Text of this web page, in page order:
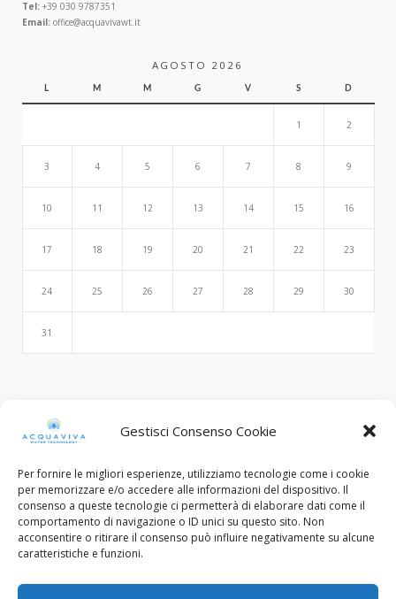
Gestisci Consenso Cookie
Per fornire le migliori esperienze, utilizziamo tecnologie come i cookie
per memorizzare e/o accedere alle informazioni del dispositivo. Il
consenso a queste tecnologie ci permetterà di elaborare dati come il
comportamento di navigazione o ID unici su questo sito. Non
acconsentire o ritirare il consenso può influire negativamente su alcune
caratteristiche e funzioni.
Tel:+39 030 9787351
Email:office@acquavivawt.it
AGOSTO 2026
L M M G V S D
1 2
3 4 5 6 7 8 9
10 11 12 13 14 15 16
17 18 19 20 21 22 23
24 25 26 27 28 29 30
31